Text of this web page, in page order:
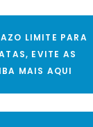
LIMITE PARA
EVITE AS
MAIS AQUI